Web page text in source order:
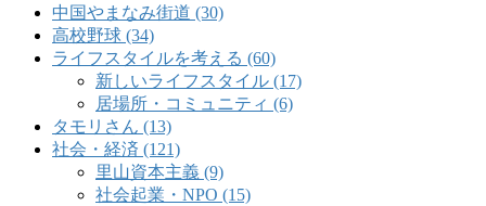
中国やまなみ街道 (30)
高校野球 (34)
ライフスタイルを考える (60)
新しいライフスタイル (17)
居場所・コミュニティ (6)
タモリさん (13)
社会・経済 (121)
里山資本主義 (9)
社会起業・NPO (15)